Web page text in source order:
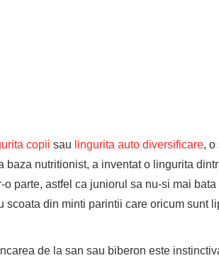
copii sau lingurita auto diversificare, o
baza nutritionist, a inventat o lingurita
parte, astfel ca juniorul sa nu-si mai
scoata din minti parintii care oricum sunt
de la san sau biberon este